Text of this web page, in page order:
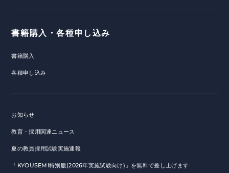
書籍購入・各種申し込み
書籍購入
各種申し込み
お知らせ
教育・採用関連ニュース
夏の教員採用試験実施速報
「KYOUSEMI特別版(2026年実施試験向け)」を無料で差し上げます